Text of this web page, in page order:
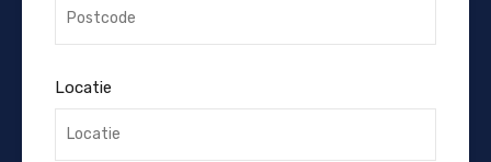
Locatie